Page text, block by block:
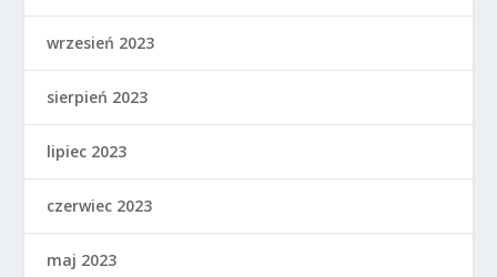
wrzesień 2023
sierpień 2023
lipiec 2023
czerwiec 2023
maj 2023